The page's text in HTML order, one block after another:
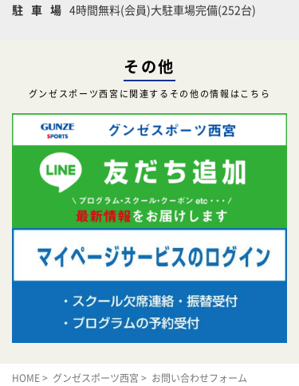
駐車場 4時間無料(会員)大駐車場完備(252台)
その他
グンゼスポーツ西宮に関連するその他の情報はこちら
HOME> グンゼスポーツ西宮 > お問い合わせフォーム